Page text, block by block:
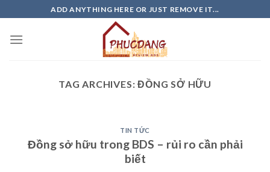
to
content
ADD ANYTHING HERE OR JUST REMOVE IT...
TAG ARCHIVES:ĐỒNG SỞ HỮU
TIN TỨC
Đồng sở hữu trong BDS – rủi ro cần phải
biết